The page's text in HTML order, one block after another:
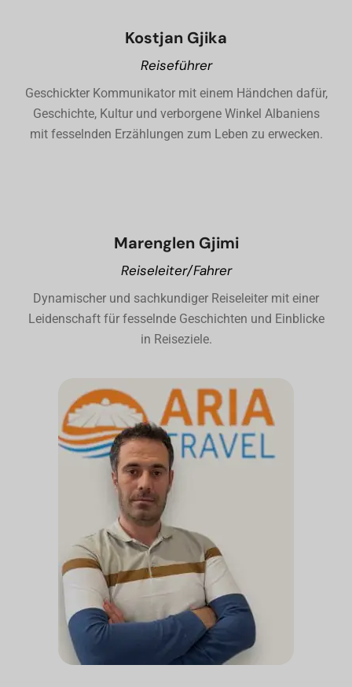
Kostjan Gjika
Reiseführer
Geschickter Kommunikator mit einem Händchen dafür,
Geschichte, Kultur und verborgene Winkel Albaniens
mit fesselnden Erzählungen zum Leben zu erwecken.
Marenglen Gjimi
Reiseleiter/Fahrer
Dynamischer und sachkundiger Reiseleiter mit einer
Leidenschaft für fesselnde Geschichten und Einblicke
in Reiseziele.